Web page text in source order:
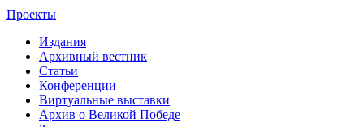
Проекты
Издания
Архивный вестник
Статьи
Конференции
Виртуальные выставки
Архив о Великой Победе